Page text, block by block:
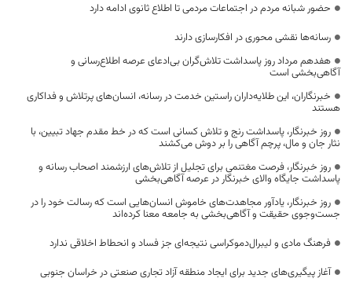
حضور شبانه مردم در اجتماعات مردمی تا اطلاع ثانوی ادامه دارد
رسانه‌ها نقشی محوری در افکارسازی دارند
هفدهم مرداد روز پاسداشت تلاش‌گران بی‌ادعای عرصه اطلاع‌رسانی و
آگاهی‌بخشی است
خبرنگاران، این طلایه‌داران راستین خدمت در رسانه، انسان‌های پرتلاش و فداکاری
هستند
روز خبرنگار، پاسداشت رنج و تلاش کسانی است که در خط مقدم جهاد تبیین، با
نثار جان و مال، پرچم آگاهی را بر دوش می‌کشند
روز خبرنگار، فرصت مغتنمی برای تجلیل از تلاش‌های ارزشمند اصحاب رسانه و
پاسداشت جایگاه والای خبرنگار در عرصه آگاهی‌بخشی
روز خبرنگار، یادآور مجاهدت‌های خاموش انسان‌هایی است که رسالت خود را در
جست‌وجوی حقیقت و آگاهی‌بخشی به جامعه معنا کرده‌اند
فرهنگ مادی و لیبرال‌دموکراسی نتیجه‌ای جز فساد و انحطاط اخلاقی ندارد
آغاز پیگیری‌های جدید برای ایجاد منطقه آزاد تجاری صنعتی در خراسان جنوبی